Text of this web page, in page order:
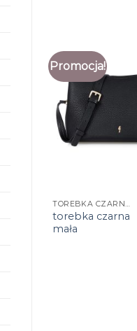
Promocja!
torebka czarna
mała